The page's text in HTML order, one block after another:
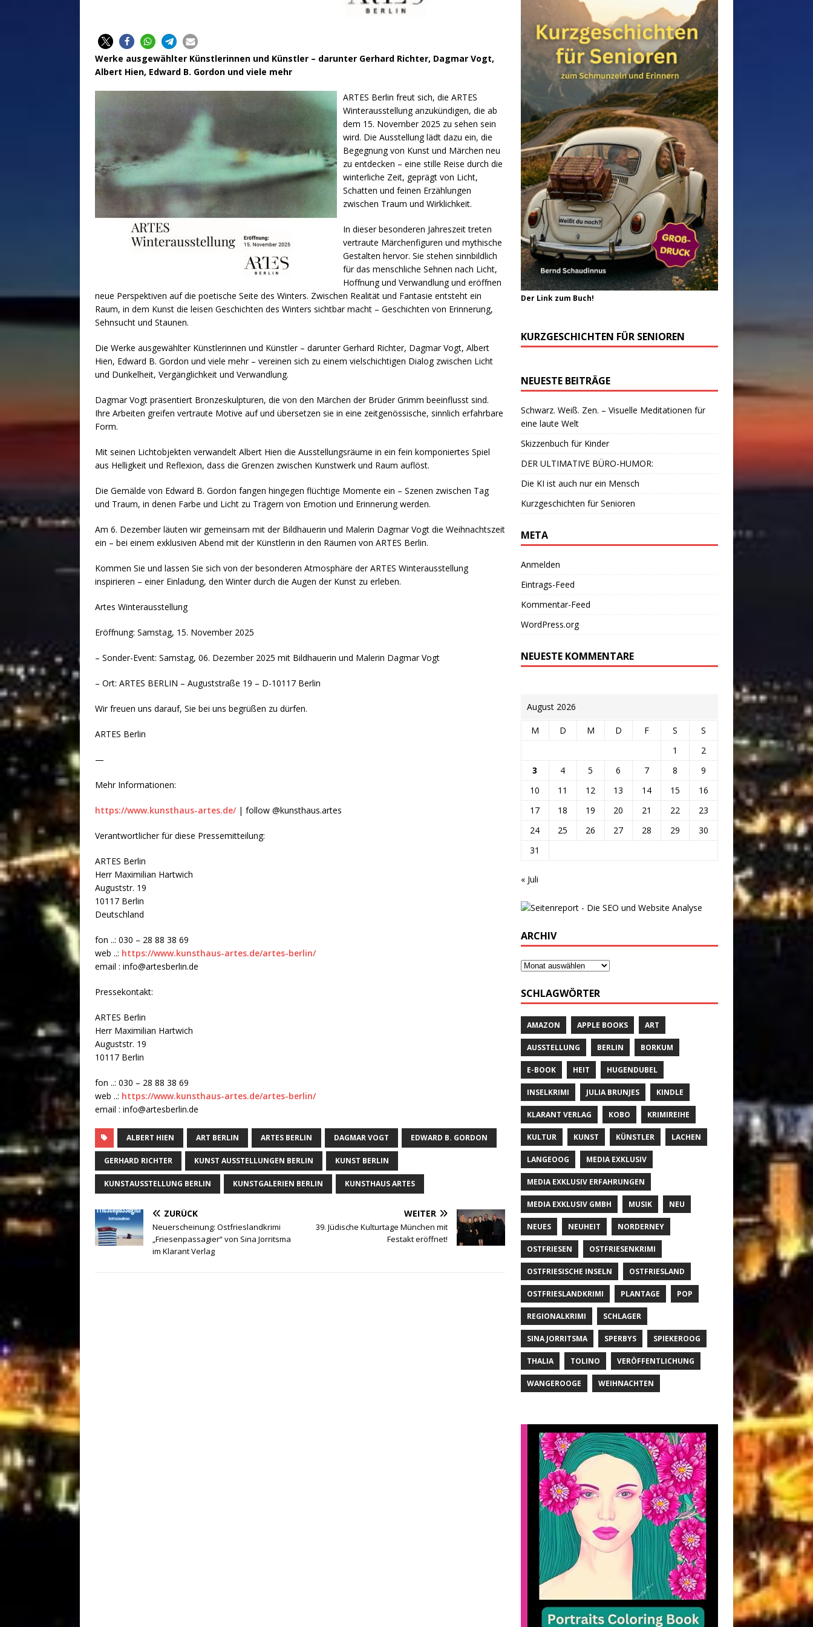
Werke ausgewählter Künstlerinnen und Künstler – darunter Gerhard Richter, Dagmar Vogt,
Albert Hien, Edward B. Gordon und viele mehr
ARTES Berlin freut sich, die ARTES
Winterausstellung anzukündigen, die ab
dem 15. November 2025 zu sehen sein
wird. Die Ausstellung lädt dazu ein, die
Begegnung von Kunst und Märchen neu
zu entdecken – eine stille Reise durch die
winterliche Zeit, geprägt von Licht,
Schatten und feinen Erzählungen
zwischen Traum und Wirklichkeit.
In dieser besonderen Jahreszeit treten
vertraute Märchenfiguren und mythische
Gestalten hervor. Sie stehen sinnbildlich
für das menschliche Sehnen nach Licht,
Hoffnung und Verwandlung und eröffnen
neue Perspektiven auf die poetische Seite des Winters. Zwischen Realität und Fantasie entsteht ein
Raum, in dem Kunst die leisen Geschichten des Winters sichtbar macht – Geschichten von Erinnerung,
Sehnsucht und Staunen.
Die Werke ausgewählter Künstlerinnen und Künstler – darunter Gerhard Richter, Dagmar Vogt, Albert
Hien, Edward B. Gordon und viele mehr – vereinen sich zu einem vielschichtigen Dialog zwischen Licht
und Dunkelheit, Vergänglichkeit und Verwandlung.
Dagmar Vogt präsentiert Bronzeskulpturen, die von den Märchen der Brüder Grimm beeinflusst sind.
Ihre Arbeiten greifen vertraute Motive auf und übersetzen sie in eine zeitgenössische, sinnlich erfahrbare
Form.
Mit seinen Lichtobjekten verwandelt Albert Hien die Ausstellungsräume in ein fein komponiertes Spiel
aus Helligkeit und Reflexion, dass die Grenzen zwischen Kunstwerk und Raum auflöst.
Die Gemälde von Edward B. Gordon fangen hingegen flüchtige Momente ein – Szenen zwischen Tag
und Traum, in denen Farbe und Licht zu Trägern von Emotion und Erinnerung werden.
Am 6. Dezember läuten wir gemeinsam mit der Bildhauerin und Malerin Dagmar Vogt die Weihnachtszeit
ein – bei einem exklusiven Abend mit der Künstlerin in den Räumen von ARTES Berlin.
Kommen Sie und lassen Sie sich von der besonderen Atmosphäre der ARTES Winterausstellung
inspirieren – einer Einladung, den Winter durch die Augen der Kunst zu erleben.
Artes Winterausstellung
Eröffnung: Samstag, 15. November 2025
– Sonder-Event: Samstag, 06. Dezember 2025 mit Bildhauerin und Malerin Dagmar Vogt
– Ort: ARTES BERLIN – Auguststraße 19 – D-10117 Berlin
Wir freuen uns darauf, Sie bei uns begrüßen zu dürfen.
ARTES Berlin
—
Mehr Informationen:
https://www.kunsthaus-artes.de/| follow @kunsthaus.artes
Verantwortlicher für diese Pressemitteilung:
ARTES Berlin
Herr Maximilian Hartwich
Auguststr. 19
10117 Berlin
Deutschland
fon ..: 030 – 28 88 38 69
web ..: https://www.kunsthaus-artes.de/artes-berlin/
email : info@artesberlin.de
Pressekontakt:
ARTES Berlin
Herr Maximilian Hartwich
Auguststr. 19
10117 Berlin
fon ..: 030 – 28 88 38 69
web ..: https://www.kunsthaus-artes.de/artes-berlin/
email : info@artesberlin.de
ALBERT HIEN ART BERLIN ARTES BERLIN DAGMAR VOGT EDWARD B. GORDON
GERHARD RICHTER KUNST AUSSTELLUNGEN BERLIN KUNST BERLIN
KUNSTAUSSTELLUNG BERLIN KUNSTGALERIEN BERLIN KUNSTHAUS ARTES
ZURÜCK
Neuerscheinung: Ostfrieslandkrimi
„Friesenpassagier“ von Sina Jorritsma
im Klarant Verlag
WEITER
39. Jüdische Kulturtage München mit
Festakt eröffnet!
Der Link zum Buch!
KURZGESCHICHTEN FÜR SENIOREN
NEUESTE BEITRÄGE
Schwarz. Weiß. Zen. – Visuelle Meditationen für
eine laute Welt
Skizzenbuch für Kinder
DER ULTIMATIVE BÜRO-HUMOR:
Die KI ist auch nur ein Mensch
Kurzgeschichten für Senioren
META
Anmelden
Eintrags-Feed
Kommentar-Feed
WordPress.org
NEUESTE KOMMENTARE
August 2026
M D M D F S
S
1
2
3
4 5 6 7 8
9
10
11 12 13 14 15
16
17
18 19 20 21 22
23
24
25 26 27 28 29
30
31
« Juli
ARCHIV
SCHLAGWÖRTER
AMAZON APPLE BOOKS ART
AUSSTELLUNG BERLIN BORKUM
E-BOOK HEIT HUGENDUBEL
INSELKRIMI JULIA BRUNJES KINDLE
KLARANT VERLAG KOBO KRIMIREIHE
KULTUR KUNST KÜNSTLER LACHEN
LANGEOOG MEDIA EXKLUSIV
MEDIA EXKLUSIV ERFAHRUNGEN
MEDIA EXKLUSIV GMBH MUSIK NEU
NEUES NEUHEIT NORDERNEY
OSTFRIESEN OSTFRIESENKRIMI
OSTFRIESISCHE INSELN OSTFRIESLAND
OSTFRIESLANDKRIMI PLANTAGE POP
REGIONALKRIMI SCHLAGER
SINA JORRITSMA SPERBYS SPIEKEROOG
THALIA TOLINO VERÖFFENTLICHUNG
WANGEROOGE WEIHNACHTEN